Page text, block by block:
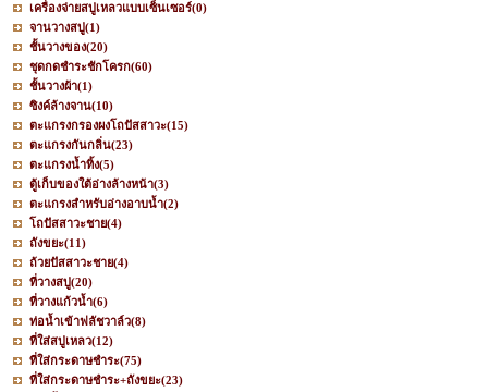
เครื่องจ่ายสบู่เหลวแบบเซ็นเซอร์(0)
จานวางสบู่(1)
ชั้นวางของ(20)
ชุดกดชำระชักโครก(60)
ชั้นวางผ้า(1)
ซิงค์ล้างจาน(10)
ตะแกรงกรองผงโถปัสสาวะ(15)
ตะแกรงกันกลิ่น(23)
ตะแกรงน้ำทิ้ง(5)
ตู้เก็บของใต้อ่างล้างหน้า(3)
ตะแกรงสำหรับอ่างอาบน้ำ(2)
โถปัสสาวะชาย(4)
ถังขยะ(11)
ถ้วยปัสสาวะชาย(4)
ที่วางสบู่(20)
ที่วางแก้วน้ำ(6)
ท่อน้ำเข้าฟลัชวาล์ว(8)
ที่ใส่สบู่เหลว(12)
ที่ใส่กระดาษชำระ(75)
ที่ใส่กระดาษชำระ+ถังขยะ(23)